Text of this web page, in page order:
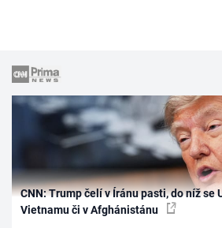
CNN: Trump čelí v Íránu pasti, do níž se
Vietnamu či v Afghánistánu